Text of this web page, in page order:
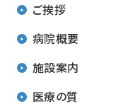
ご挨拶
病院概要
施設基準
学会施設認定
施設案内
医療の質